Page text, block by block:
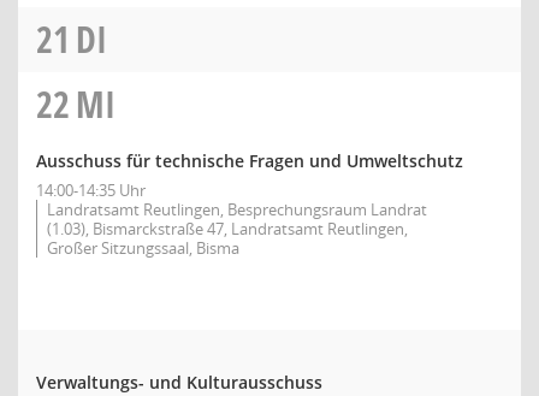
21 DI
22MI
Ausschuss für technische Fragen und Umweltschutz
14:00-14:35 Uhr
Landratsamt Reutlingen, Besprechungsraum Landrat
(1.03), Bismarckstraße 47, Landratsamt Reutlingen,
Großer Sitzungssaal, Bisma
Verwaltungs- und Kulturausschuss